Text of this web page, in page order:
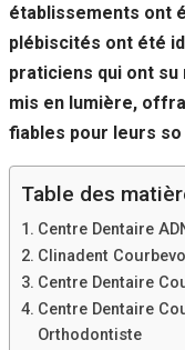
établissements ont
plébiscités ont été
praticiens qui ont
mis en lumière,
fiables pour leurs so
Table des
Centre Dentaire
Clinadent
Centre Dentaire
Centre Dentaire
Orthodontiste
disparaîtront
du site Web.
Marketing
En partageant
votre
comportement
visitez notre
site, vous
augmentez les
voir du
contenu et des